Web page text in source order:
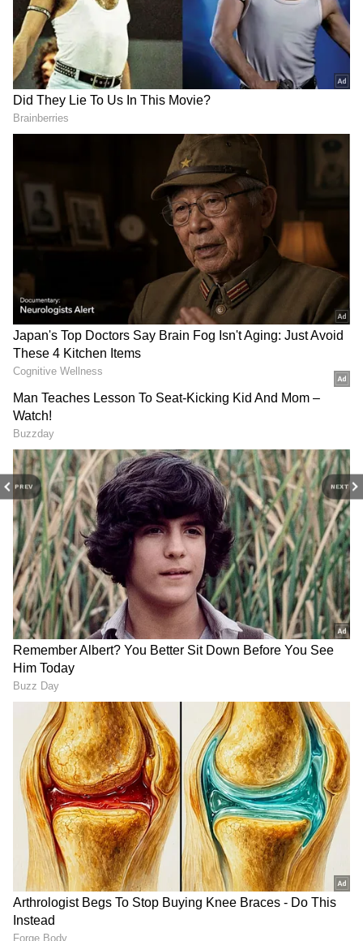
PREV NEXT
அந்த வகையில் சமீபத்தில் கூட இவர்கள்
இருவருக்கும் வருகிற ஜூன் 9-ந் தேதி
திருமணம் நடைபெற இருப்பதாக செய்தி
வெளியானது. திருப்பதியில் அவர்களது
திருமணம் நடக்க இருப்பதாகவும்
கூறப்பட்டது. அண்மையில் ஒரு விருது
நிகழ்ச்சியில் கூட நடிகை கீர்த்தி சுரேஷ்
இந்த தேதியை குறிப்பிட்டு, திருமணம்
அன்று தானே என கேட்க, அதற்கு விக்கியும்,
நயனும் மறுப்பு தெரிவிக்காமல்
வெட்கப்பட்டு சிரித்தனர். இதன்மூலமே
அவர்களது திருமண தேதி கிட்டத்தட்ட
உறுதியாகிவிட்டதாக கூறப்பட்டது.
3
4